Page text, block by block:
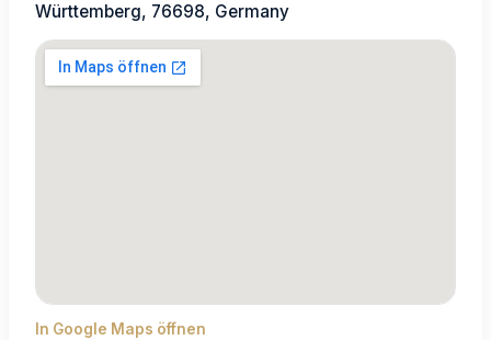
Württemberg, 76698, Germany
In Google Maps öffnen